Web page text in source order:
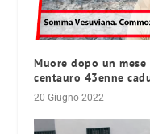
Muore dopo un
centauro 43enne
20 Giugno 2022